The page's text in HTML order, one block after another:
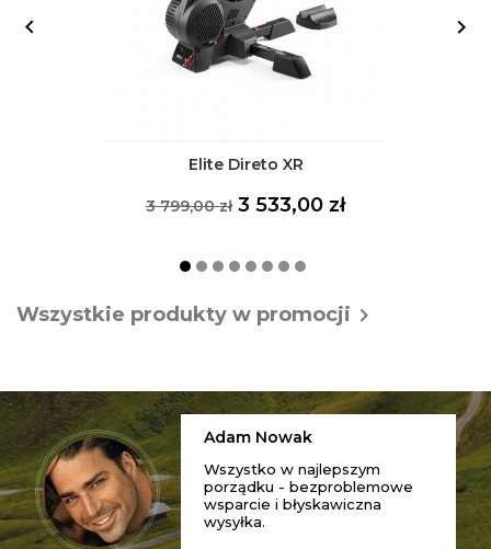
Elite Direto XR
Cena
3 799,00 zł Cena
3 533,00 zł
 
Wszystkie produkty w promocji 
Adam Nowak
Wszystko w najlepszym
porządku - bezproblemowe
wsparcie i błyskawiczna
wysyłka.